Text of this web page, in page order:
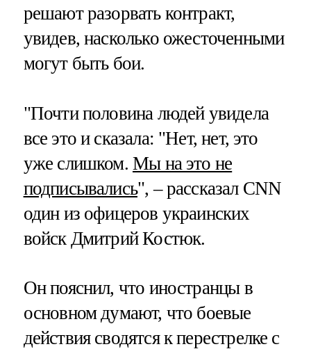
решают разорвать контракт,
увидев, насколько ожесточенными
могут быть бои.
"Почти половина людей увидела
все это и сказала: "Нет, нет, это
уже слишком. Мы на это не
подписывались", – рассказал CNN
один из офицеров украинских
войск Дмитрий Костюк.
Он пояснил, что иностранцы в
основном думают, что боевые
действия сводятся к перестрелке с